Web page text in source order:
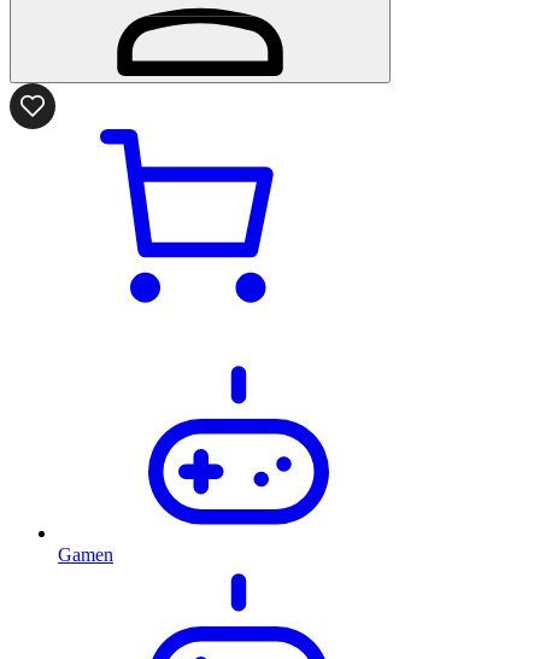
Gamen